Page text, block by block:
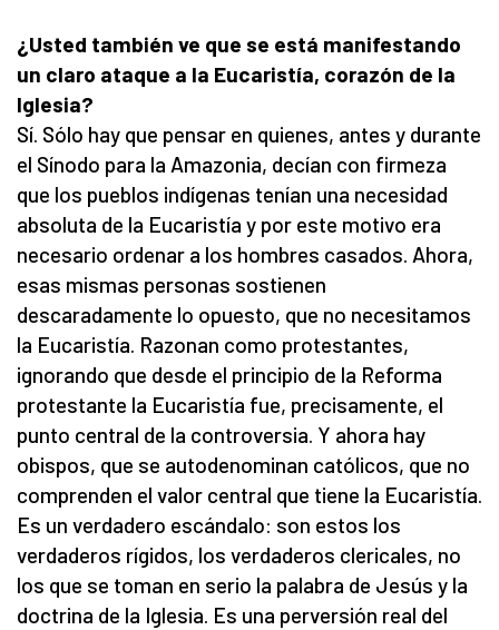
¿Usted también ve que se está manifestando
un claro ataque a la Eucaristía, corazón de la
Iglesia?
Sí. Sólo hay que pensar en quienes, antes y durante
el Sínodo para la Amazonia, decían con firmeza
que los pueblos indígenas tenían una necesidad
absoluta de la Eucaristía y por este motivo era
necesario ordenar a los hombres casados. Ahora,
esas mismas personas sostienen
descaradamente lo opuesto, que no necesitamos
la Eucaristía. Razonan como protestantes,
ignorando que desde el principio de la Reforma
protestante la Eucaristía fue, precisamente, el
punto central de la controversia. Y ahora hay
obispos, que se autodenominan católicos, que no
comprenden el valor central que tiene la Eucaristía.
Es un verdadero escándalo: son estos los
verdaderos rígidos, los verdaderos clericales, no
los que se toman en serio la palabra de Jesús y la
doctrina de la Iglesia. Es una perversión real del